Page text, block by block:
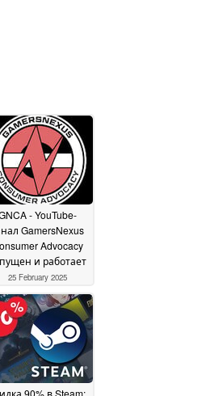
- YouTube-
GamersNexus
Advocacy
и работает
25 February 2025
90% в Steam: